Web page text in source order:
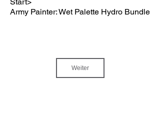
Start>
Army Painter: Wet Palette Hydro Bundle
Weiter